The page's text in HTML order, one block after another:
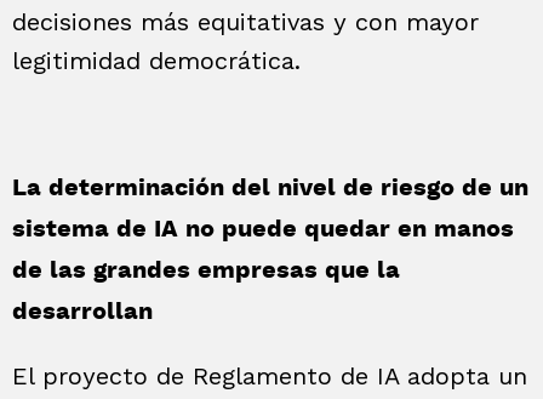
decisiones más equitativas y con mayor
legitimidad democrática.
La determinación del nivel de riesgo de un
sistema de IA no puede quedar en manos
de las grandes empresas que la
desarrollan
El proyecto de Reglamento de IA adopta un